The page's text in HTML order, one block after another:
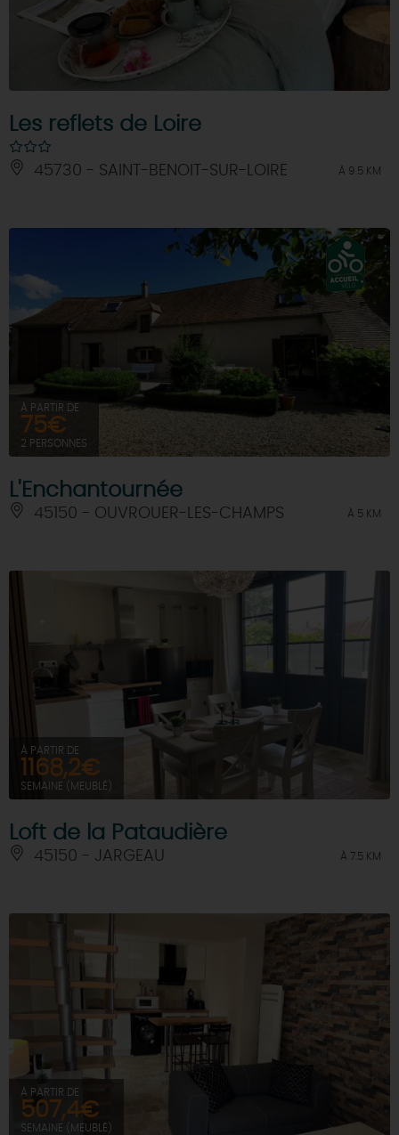
Les reflets de Loire
45730 - SAINT-BENOIT-SUR-LOIRE À 9.5 KM
À PARTIR DE
75€
2 PERSONNES
L'Enchantournée
45150 - OUVROUER-LES-CHAMPS À 5 KM
À PARTIR DE
1168,2€
SEMAINE (MEUBLÉ)
Loft de la Pataudière
45150 - JARGEAU À 7.5 KM
À PARTIR DE
507,4€
SEMAINE (MEUBLÉ)